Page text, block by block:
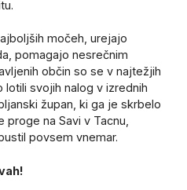
močeh, urejajo
pomagajo nesrečnim
občin so se v najtežjih
lotili svojih nalog v izrednih
župan, ki ga je skrbelo
na Savi v Tacnu,
povsem vnemar.